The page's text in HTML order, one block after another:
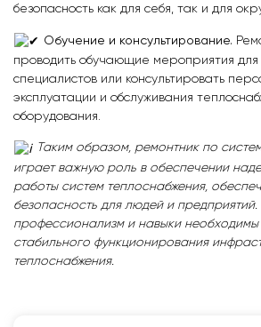
безопасность как для себя, так и для
Обучение и консультирование.
проводить обучающие мероприятия для
специалистов или консультировать
эксплуатации и обслуживания
оборудования.
Таким образом, ремонтник по
играет важную роль в обеспечении
работы систем теплоснабжения,
безопасность для людей и предприятий.
профессионализм и навыки необходимы
стабильного функционирования
теплоснабжения.